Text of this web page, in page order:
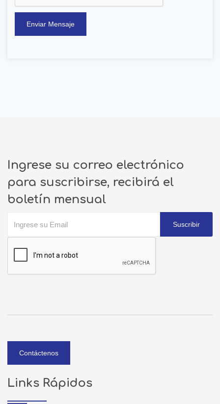
Enviar Mensaje
Ingrese su correo electrónico
para suscribirse, recibirá el
boletín mensual
Suscribir
Contáctenos
Links Rápidos